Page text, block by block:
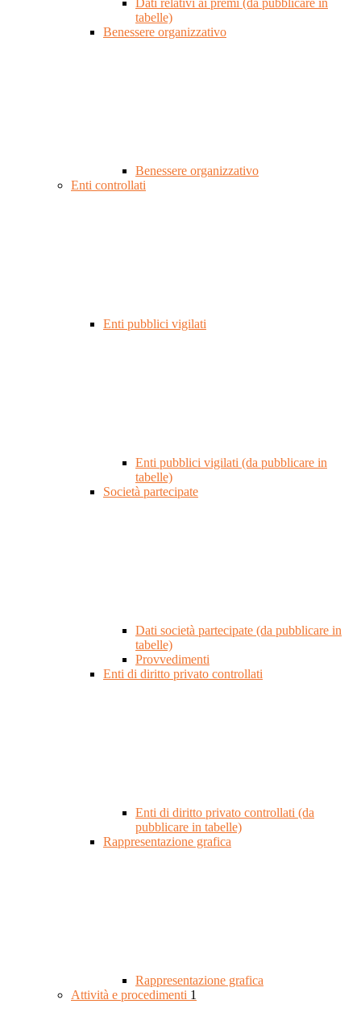
Dati relativi ai premi (da pubblicare in
tabelle)
Benessere organizzativo
Benessere organizzativo
Enti controllati
Enti pubblici vigilati
Enti pubblici vigilati (da pubblicare in
tabelle)
Società partecipate
Dati società partecipate (da pubblicare in
tabelle)
Provvedimenti
Enti di diritto privato controllati
Enti di diritto privato controllati (da
pubblicare in tabelle)
Rappresentazione grafica
Rappresentazione grafica
Attività e procedimenti 1